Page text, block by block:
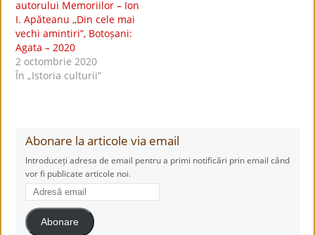
autorului Memoriilor – Ion
I. Apăteanu ,,Din cele mai
vechi amintiri”, Botoșani:
Agata – 2020
2 octombrie 2020
În „Istoria culturii”
Abonare la articole via email
Introduceți adresa de email pentru a primi notificări prin email când
vor fi publicate articole noi.
Adresă
email
Abonare